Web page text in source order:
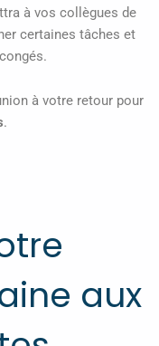
à vos collègues de
certaines tâches et
à votre retour pour
.
aux